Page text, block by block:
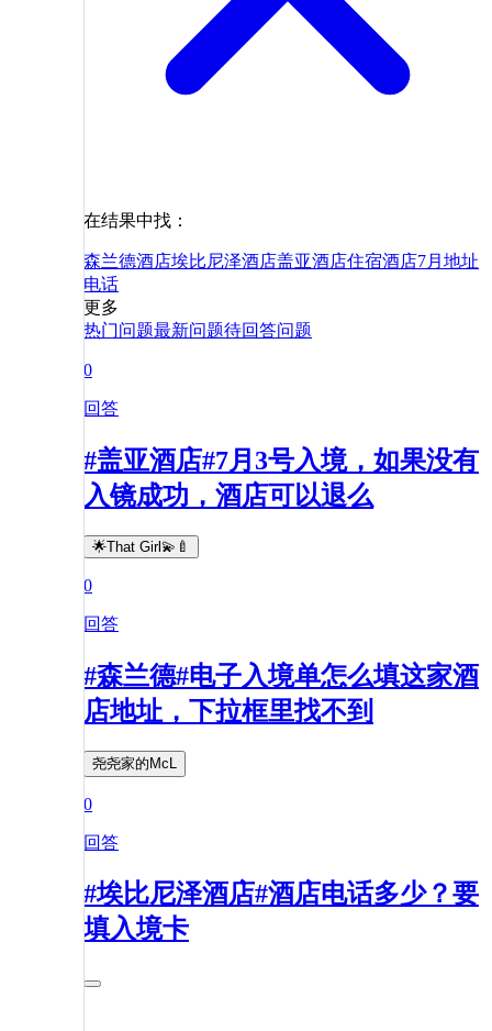
在结果中找：
森兰德酒店埃比尼泽酒店盖亚酒店住宿酒店7月 地址
电话
更多
热门问题最新问题待回答问题
0
回答
#盖亚酒店#7月3号入境，如果没有
入镜成功，酒店可以退么
🌟That Girl💫🍼
0
回答
#森兰德#电子入境单怎么填这家酒
店地址，下拉框里找不到
尧尧家的McL
0
回答
#埃比尼泽酒店#酒店电话多少？要
填入境卡